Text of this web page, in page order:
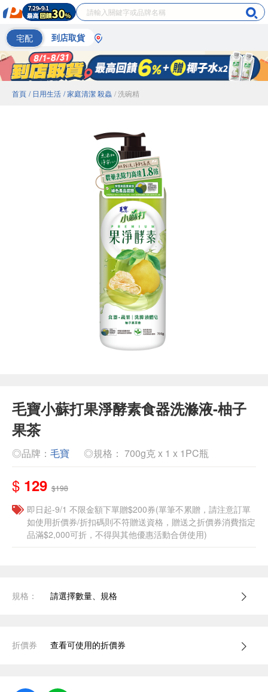
宅配 到店取貨
首頁 / 日用生活 / 家庭清潔 殺蟲 / 洗碗精
毛寶小蘇打果淨酵素食器洗滌液-柚子
果茶
◎品牌： 毛寶 ◎規格： 700g克 x 1 x 1PC瓶
$ 129 $198
即日起-9/1 不限金額下單贈$200券(單筆不累贈，請注意訂單
如使用折價券/折扣碼則不符贈送資格，贈送之折價券消費指定
品滿$2,000可折，不得與其他優惠活動合併使用)
規格： 請選擇數量、規格
折價券 查看可使用的折價券